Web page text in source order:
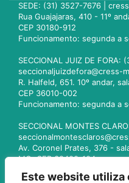
Este website utiliza
SEDE: (31) 3527-7676 |
Rua Guajajaras, 410 - 11º
CEP 30180-912
Funcionamento: segunda a
SECCIONAL JUIZ DE FORA:
seccionaljuizdefora@cress-
R. Halfeld, 651. 10º andar,
CEP 36010-002
Funcionamento: segunda a
SECCIONAL MONTES
Av. Coronel Prates, 376 -
MG. CEP 39400-104
Funcionamento: segunda a